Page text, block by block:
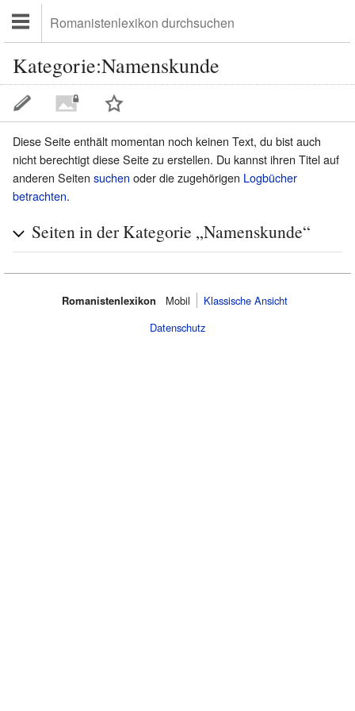
Kategorie:Namenskunde
Diese Seite enthält momentan noch keinen Text, du bist auch
nicht berechtigt diese Seite zu erstellen. Du kannst ihren Titel auf
anderen Seiten suchen oder die zugehörigen Logbücher
betrachten.
Seiten in der Kategorie „Namenskunde“
Romanistenlexikon Mobil‌
Klassische Ansicht
Datenschutz